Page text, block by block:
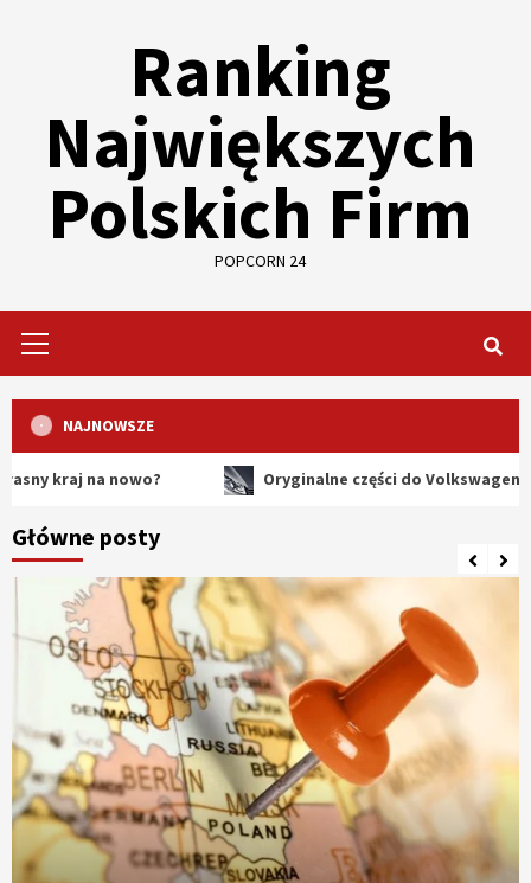
Ranking
Największych
Polskich Firm
POPCORN 24
Menu
NAJNOWSZE
na nowo? Oryginalne części do Volkswagena –
Główne posty